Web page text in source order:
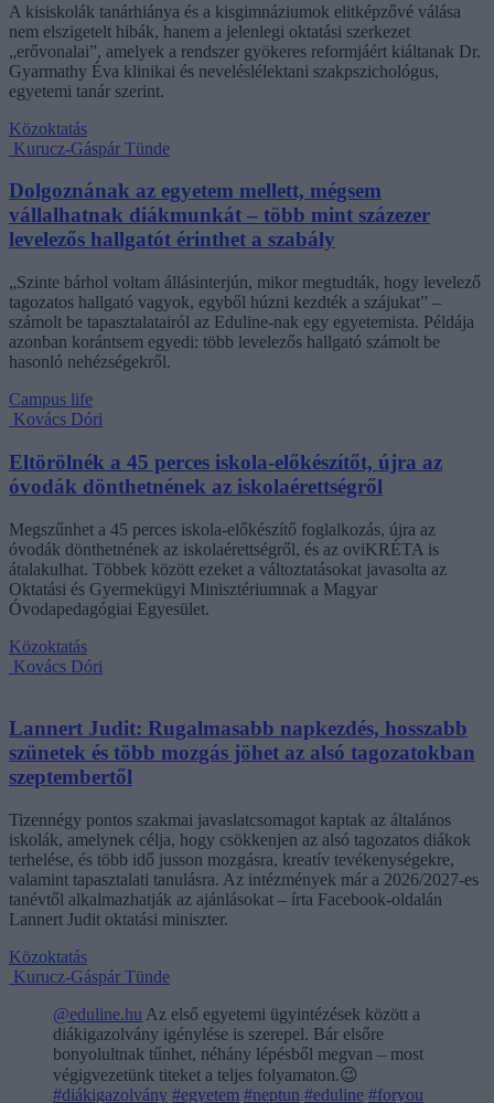
A kisiskolák tanárhiánya és a kisgimnáziumok elitképzővé válása
nem elszigetelt hibák, hanem a jelenlegi oktatási szerkezet
„erővonalai”, amelyek a rendszer gyökeres reformjáért kiáltanak Dr.
Gyarmathy Éva klinikai és neveléslélektani szakpszichológus,
egyetemi tanár szerint.
Közoktatás
Kurucz-Gáspár Tünde
Dolgoznának az egyetem mellett, mégsem
vállalhatnak diákmunkát – több mint százezer
levelezős hallgatót érinthet a szabály
„Szinte bárhol voltam állásinterjún, mikor megtudták, hogy levelező
tagozatos hallgató vagyok, egyből húzni kezdték a szájukat” –
számolt be tapasztalatairól az Eduline-nak egy egyetemista. Példája
azonban korántsem egyedi: több levelezős hallgató számolt be
hasonló nehézségekről.
Campus life
Kovács Dóri
Eltörölnék a 45 perces iskola-előkészítőt, újra az
óvodák dönthetnének az iskolaérettségről
Megszűnhet a 45 perces iskola-előkészítő foglalkozás, újra az
óvodák dönthetnének az iskolaérettségről, és az oviKRÉTA is
átalakulhat. Többek között ezeket a változtatásokat javasolta az
Oktatási és Gyermekügyi Minisztériumnak a Magyar
Óvodapedagógiai Egyesület.
Közoktatás
Kovács Dóri
Lannert Judit: Rugalmasabb napkezdés, hosszabb
szünetek és több mozgás jöhet az alsó tagozatokban
szeptembertől
Tizennégy pontos szakmai javaslatcsomagot kaptak az általános
iskolák, amelynek célja, hogy csökkenjen az alsó tagozatos diákok
terhelése, és több idő jusson mozgásra, kreatív tevékenységekre,
valamint tapasztalati tanulásra. Az intézmények már a 2026/2027-es
tanévtől alkalmazhatják az ajánlásokat – írta Facebook-oldalán
Lannert Judit oktatási miniszter.
Közoktatás
Kurucz-Gáspár Tünde
@eduline.hu Az első egyetemi ügyintézések között a
diákigazolvány igénylése is szerepel. Bár elsőre
bonyolultnak tűnhet, néhány lépésből megvan – most
végigvezetünk titeket a teljes folyamaton.😉
#diákigazolvány #egyetem #neptun #eduline #foryou